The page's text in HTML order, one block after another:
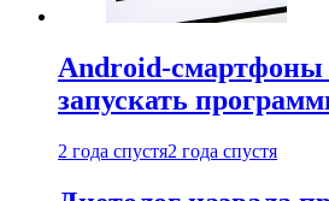
Android-смартфоны
запускать
2 года спустя2 года спустя